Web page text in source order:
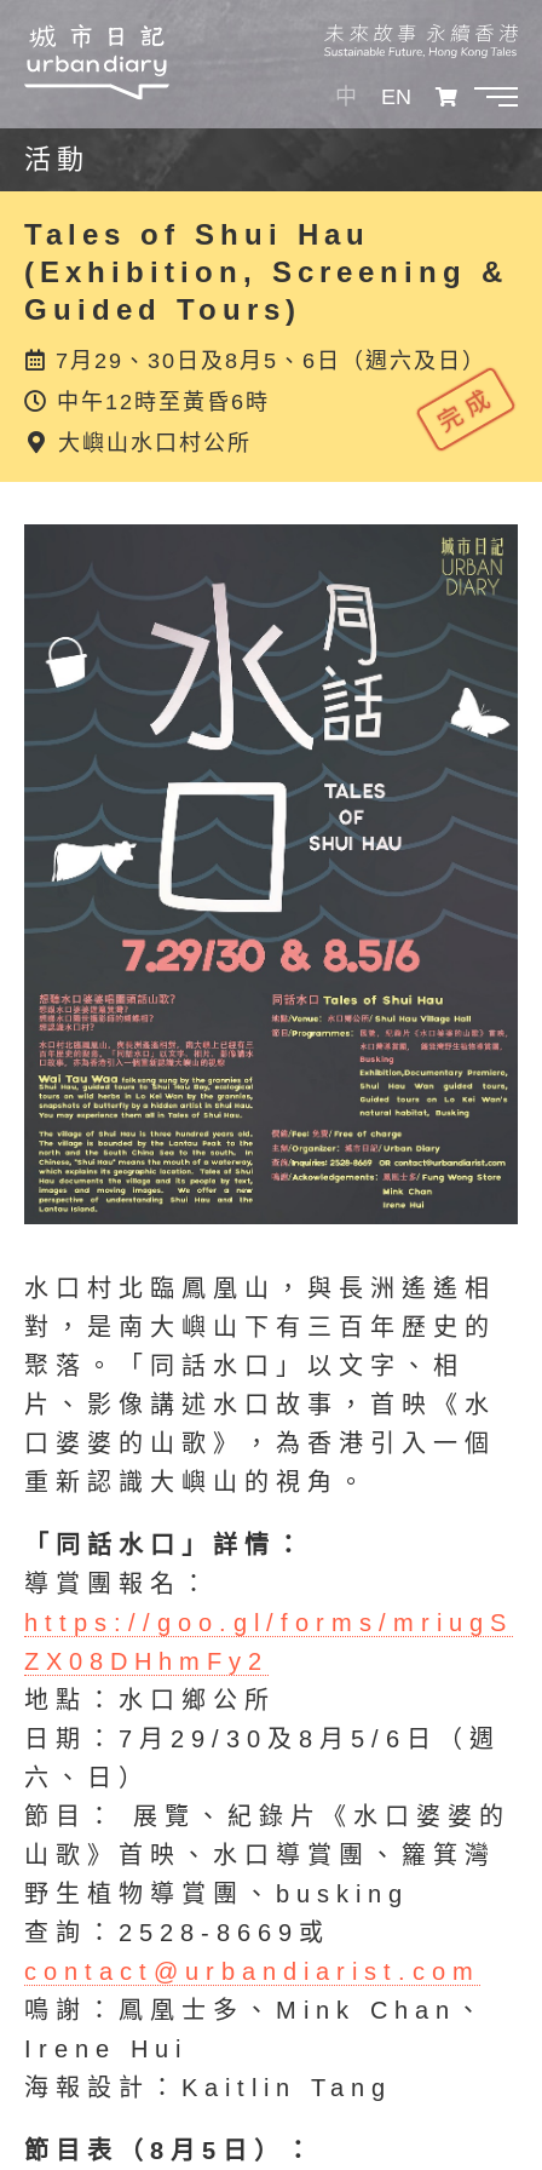
中 EN
活動
Tales of Shui Hau
(Exhibition, Screening &
Guided Tours)
7月29、30日及8月5、6日（週六及日）
中午12時至黃昏6時
大嶼山水口村公所
水口村北臨鳳凰山，與長洲遙遙相
對，是南大嶼山下有三百年歷史的
聚落。「同話水口」以文字、相
片、影像講述水口故事，首映《水
口婆婆的山歌》，為香港引入一個
重新認識大嶼山的視角。
「同話水口」詳情：
導賞團報名：
https://goo.gl/forms/mriugS
ZX08DHhmFy2
地點：水口鄉公所
日期：7月29/30及8月5/6日（週
六、日）
節目： 展覽、紀錄片《水口婆婆的
山歌》首映、水口導賞團、籮箕灣
野生植物導賞團、busking
查詢：2528-8669或
contact@urbandiarist.com
鳴謝：鳳凰士多、Mink Chan、
Irene Hui
海報設計：Kaitlin Tang
節目表（8月5日）：